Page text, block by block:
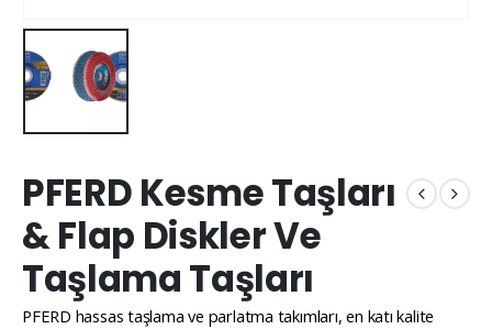
PFERD Kesme Taşları
& Flap Diskler Ve
Taşlama Taşları
PFERD hassas taşlama ve parlatma takımları, en katı kalite